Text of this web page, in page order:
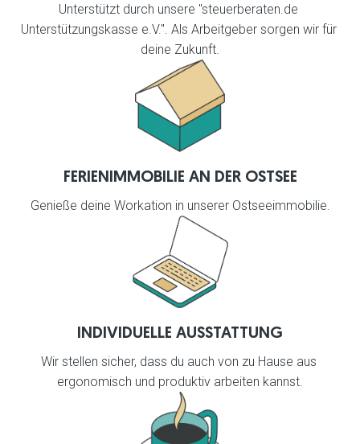
Unterstützt durch unsere "steuerberaten.de
Unterstützungskasse e.V.". Als Arbeitgeber sorgen wir für
deine Zukunft.
FERIENIMMOBILIE AN DER OSTSEE
Genieße deine Workation in unserer Ostseeimmobilie.
INDIVIDUELLE AUSSTATTUNG
Wir stellen sicher, dass du auch von zu Hause aus
ergonomisch und produktiv arbeiten kannst.